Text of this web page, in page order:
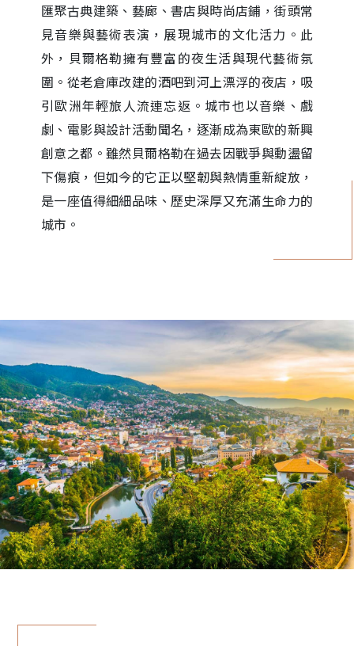
匯聚古典建築、藝廊、書店與時尚店鋪，街頭常
見音樂與藝術表演，展現城市的文化活力。此
外，貝爾格勒擁有豐富的夜生活與現代藝術氛
圍。從老倉庫改建的酒吧到河上漂浮的夜店，吸
引歐洲年輕旅人流連忘返。城市也以音樂、戲
劇、電影與設計活動聞名，逐漸成為東歐的新興
創意之都。雖然貝爾格勒在過去因戰爭與動盪留
下傷痕，但如今的它正以堅韌與熱情重新綻放，
是一座值得細細品味、歷史深厚又充滿生命力的
城市。